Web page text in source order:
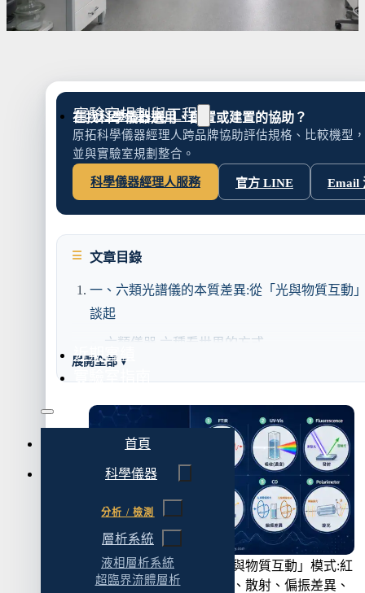
超音波清洗機
實驗室規劃與工程
實驗室建置服務 實驗室周邊工程
隔間工程
近期實績
首頁
科學儀器
分析 / 檢測
層析系統
液相層析系統
超臨界流體層析
在找科學儀器選用、配置或建置的協助？
原拓科學儀器經理人跨品牌協助評估規格、比較機型，
並與實驗室規劃整合。
科學儀器經理人服務 官方 LINE Email
文章目錄
一、六類光譜儀的本質差異:從「光與物質互動
談起
六類儀器,六種看世界的方式
UV-Vis:看溶液裡有多少
螢光光譜儀:看會發光的分子
圓二色光譜儀(CD):看手性分子的構型
拉曼光譜儀:看分子振動的散射光
旋光儀:看旋光度的單一數值
三、依分析目的選光譜儀:從你的問題反推儀器
展開全部 ▾
六類光譜儀對應六種「光與物質互動」模式:紅
外吸收、電子吸收、發射、散射、偏振差異、